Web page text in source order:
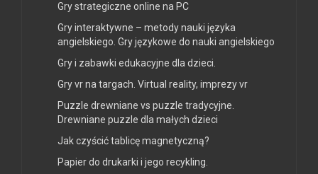
Gry strategiczne online na PC
Gry interaktywne – metody nauki języka
angielskiego. Gry językowe do nauki angielskiego
Gry i zabawki edukacyjne dla dzieci.
Gry vr na targach. Virtual reality, imprezy vr
Puzzle drewniane vs puzzle tradycyjne.
Drewniane puzzle dla małych dzieci
Jak czyścić tablicę magnetyczną?
Papier do drukarki i jego recykling.